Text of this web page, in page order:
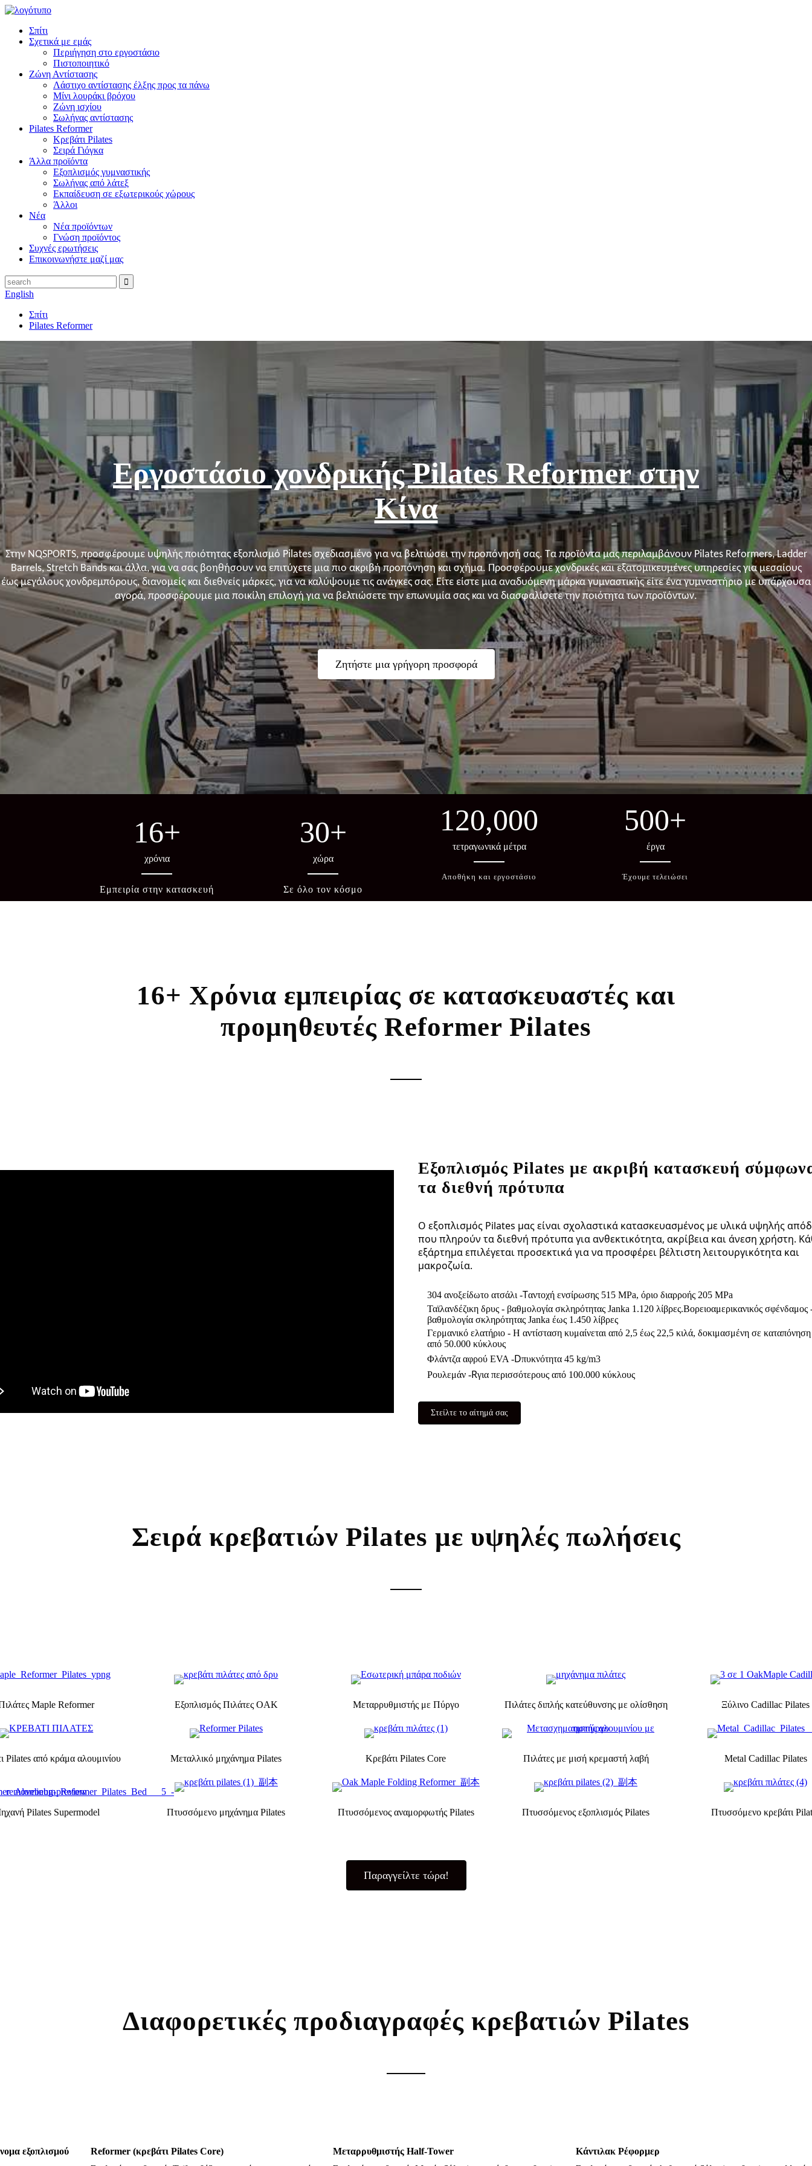
Σπίτι
Σχετικά με εμάς
Περιήγηση στο εργοστάσιο
Πιστοποιητικό
Ζώνη Αντίστασης
Λάστιχο αντίστασης έλξης προς τα πάνω
Μίνι λουράκι βρόχου
Ζώνη ισχίου
Σωλήνας αντίστασης
Pilates Reformer
Κρεβάτι Pilates
Σειρά Γιόγκα
Άλλα προϊόντα
Εξοπλισμός γυμναστικής
Σωλήνας από λάτεξ
Εκπαίδευση σε εξωτερικούς χώρους
Άλλοι
Νέα
Νέα προϊόντων
Γνώση προϊόντος
Συχνές ερωτήσεις
Επικοινωνήστε μαζί μας
English
Σπίτι
Pilates Reformer
Εργοστάσιο χονδρικής Pilates Reformer στην
Κίνα
Στην NQSPORTS, προσφέρουμε υψηλής ποιότητας εξοπλισμό Pilates σχεδιασμένο για να βελτιώσει την προπόνησή σας. Τα προϊόντα μας περιλαμβάνουν Pilates Reformers, Ladder
Barrels, Stretch Bands και άλλα, για να σας βοηθήσουν να επιτύχετε μια πιο ακριβή προπόνηση και σχήμα. Προσφέρουμε χονδρικές και εξατομικευμένες υπηρεσίες για μεσαίους
έως μεγάλους χονδρεμπόρους, διανομείς και διεθνείς μάρκες, για να καλύψουμε τις ανάγκες σας. Είτε είστε μια αναδυόμενη μάρκα γυμναστικής είτε ένα γυμναστήριο με υπάρχουσα
αγορά, προσφέρουμε μια ποικίλη επιλογή για να βελτιώσετε την επωνυμία σας και να διασφαλίσετε την ποιότητα των προϊόντων.
Ζητήστε μια γρήγορη προσφορά
16+
χρόνια
Εμπειρία στην κατασκευή
30+
χώρα
Σε όλο τον κόσμο
120,000
τετραγωνικά μέτρα
Αποθήκη και εργοστάσιο
500+
έργα
Έχουμε τελειώσει
16+ Χρόνια εμπειρίας σε κατασκευαστές και
προμηθευτές Reformer Pilates
Εξοπλισμός Pilates με ακριβή κατασκευή
τα διεθνή πρότυπα
Ο εξοπλισμός Pilates μας είναι σχολαστικά κατασκευασμένος με υλικά υψηλής
που πληρούν τα διεθνή πρότυπα για ανθεκτικότητα, ακρίβεια και άνεση χρήστη.
εξάρτημα επιλέγεται προσεκτικά για να προσφέρει βέλτιστη λειτουργικότητα και
μακροζωία.
304 ανοξείδωτο ατσάλι -Tαντοχή ενσίρωσης 515 MPa, όριο διαρροής 205 MPa
Ταϊλανδέζικη δρυς - βαθμολογία σκληρότητας Janka 1.120 λίβρες.Βορειοαμερικανικός σφένδαμος
βαθμολογία σκληρότητας Janka έως 1.450 λίβρες
Γερμανικό ελατήριο - Η αντίσταση κυμαίνεται από 2,5 έως 22,5 κιλά, δοκιμασμένη σε
από 50.000 κύκλους
Φλάντζα αφρού EVA -Dπυκνότητα 45 kg/m3
Ρουλεμάν -Rγια περισσότερους από 100.000 κύκλους
Στείλτε το αίτημά σας
Σειρά κρεβατιών Pilates με υψηλές πωλήσεις
Maple Reformer Εξοπλισμός Πιλάτες OAK Μεταρρυθμιστής με Πύργο Πιλάτες διπλής κατεύθυνσης με ολίσθηση Ξύλινο Cadillac Pilates
Pilates από κράμα αλουμινίου Μεταλλικό μηχάνημα Pilates Κρεβάτι Pilates Core Πιλάτες με μισή κρεμαστή λαβή Metal Cadillac Pilates
Pilates Supermodel Πτυσσόμενο μηχάνημα Pilates Πτυσσόμενος αναμορφωτής Pilates Πτυσσόμενος εξοπλισμός Pilates Πτυσσόμενο κρεβάτι
Παραγγείλτε τώρα!
Διαφορετικές προδιαγραφές κρεβατιών Pilates
εξοπλισμού Reformer (κρεβάτι Pilates Core) Μεταρρυθμιστής Half-Tower
Κάντιλακ Ρέφορμερ